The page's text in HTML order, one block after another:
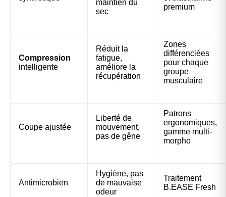
maintien du
sec
premium
Compression
intelligente
Réduit la
fatigue,
améliore la
récupération
Zones
différenciées
pour chaque
groupe
musculaire
Coupe ajustée
Liberté de
mouvement,
pas de gêne
Patrons
ergonomiques,
gamme multi-
morpho
Antimicrobien
Hygiène, pas
de mauvaise
odeur
Traitement
B.EASE Fresh